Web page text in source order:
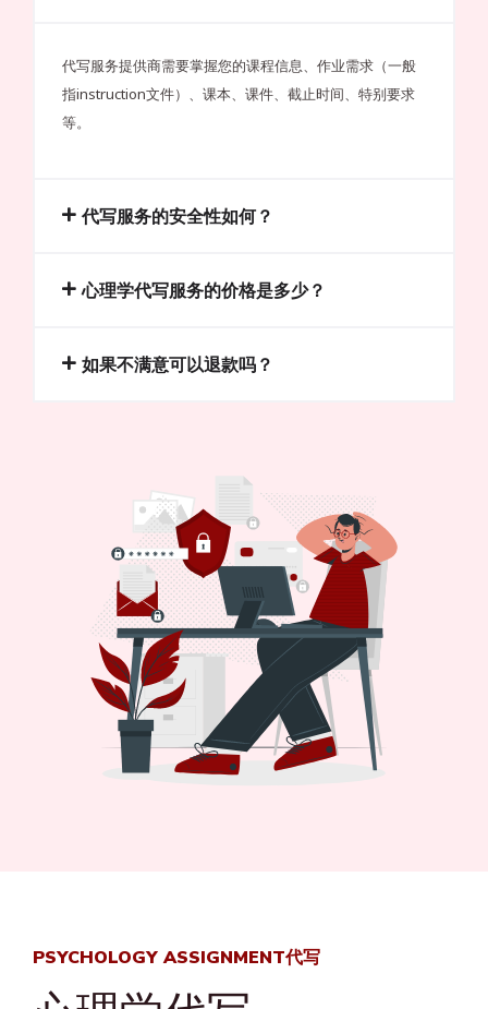
代写服务提供商需要掌握您的课程信息、作业需求（一般
指instruction文件）、课本、课件、截止时间、特别要求
等。
代写服务的安全性如何？
心理学代写服务的价格是多少？
如果不满意可以退款吗？
PSYCHOLOGY ASSIGNMENT代写